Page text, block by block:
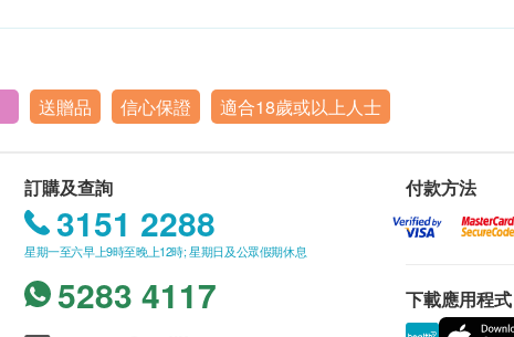
送贈品 信心保證 適合18歲或以上人士
訂購及查詢
3151 2288
星期一至六早上9時至晚上12時; 星期日及公眾假期休息
5283 4117
付款方法
下載應用程式